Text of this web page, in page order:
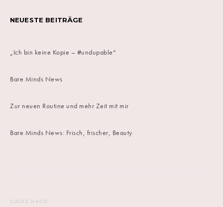
NEUESTE BEITRÄGE
„Ich bin keine Kopie – #undupable“
Bare Minds News
Zur neuen Routine und mehr Zeit mit mir
Bare Minds News: Frisch, frischer, Beauty
SUCHE NACH: